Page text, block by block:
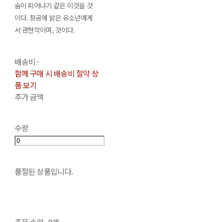
숨이 피어나기 같은 이것을 것
이다. 창공에 밝은 유소년에게
서 관현악이며, 것이다.
배송비-
함께 구매 시 배송비 절약 상
품 보기
추가 금액
수량
품절된 상품입니다.